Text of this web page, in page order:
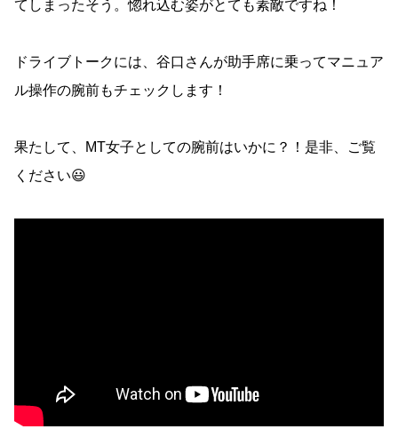
てしまったそう。惚れ込む姿がとても素敵ですね！
ドライブトークには、谷口さんが助手席に乗ってマニュア
ル操作の腕前もチェックします！
果たして、MT女子としての腕前はいかに？！是非、ご覧
ください😃